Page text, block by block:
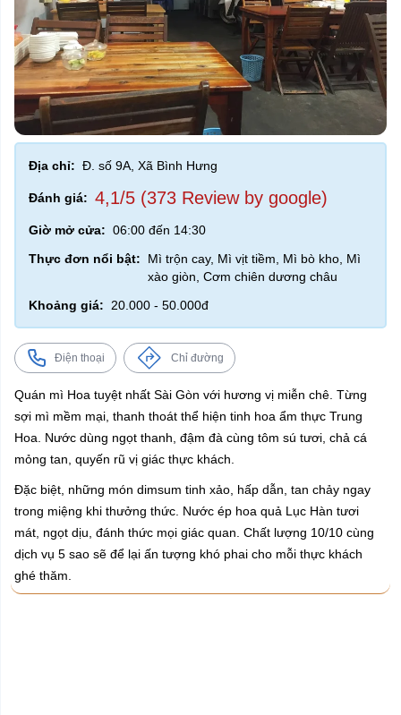
Địa chỉ: Đ. số 9A, Xã Bình Hưng
Đánh giá: 4,1/5 (373 Review by google)
Giờ mở cửa: 06:00 đến 14:30
Thực đơn nổi bật:
Mì trộn cay, Mì vịt tiềm, Mì bò kho, Mì
xào giòn, Cơm chiên dương châu
Khoảng giá:
20.000 - 50.000đ
Điện thoại Chỉ đường
Quán mì Hoa tuyệt nhất Sài Gòn với hương vị miễn chê. Từng
sợi mì mềm mại, thanh thoát thể hiện tinh hoa ẩm thực Trung
Hoa. Nước dùng ngọt thanh, đậm đà cùng tôm sú tươi, chả cá
mỏng tan, quyến rũ vị giác thực khách.
Đặc biệt, những món dimsum tinh xảo, hấp dẫn, tan chảy ngay
trong miệng khi thưởng thức. Nước ép hoa quả Lục Hàn tươi
mát, ngọt dịu, đánh thức mọi giác quan. Chất lượng 10/10 cùng
dịch vụ 5 sao sẽ để lại ấn tượng khó phai cho mỗi thực khách
ghé thăm.